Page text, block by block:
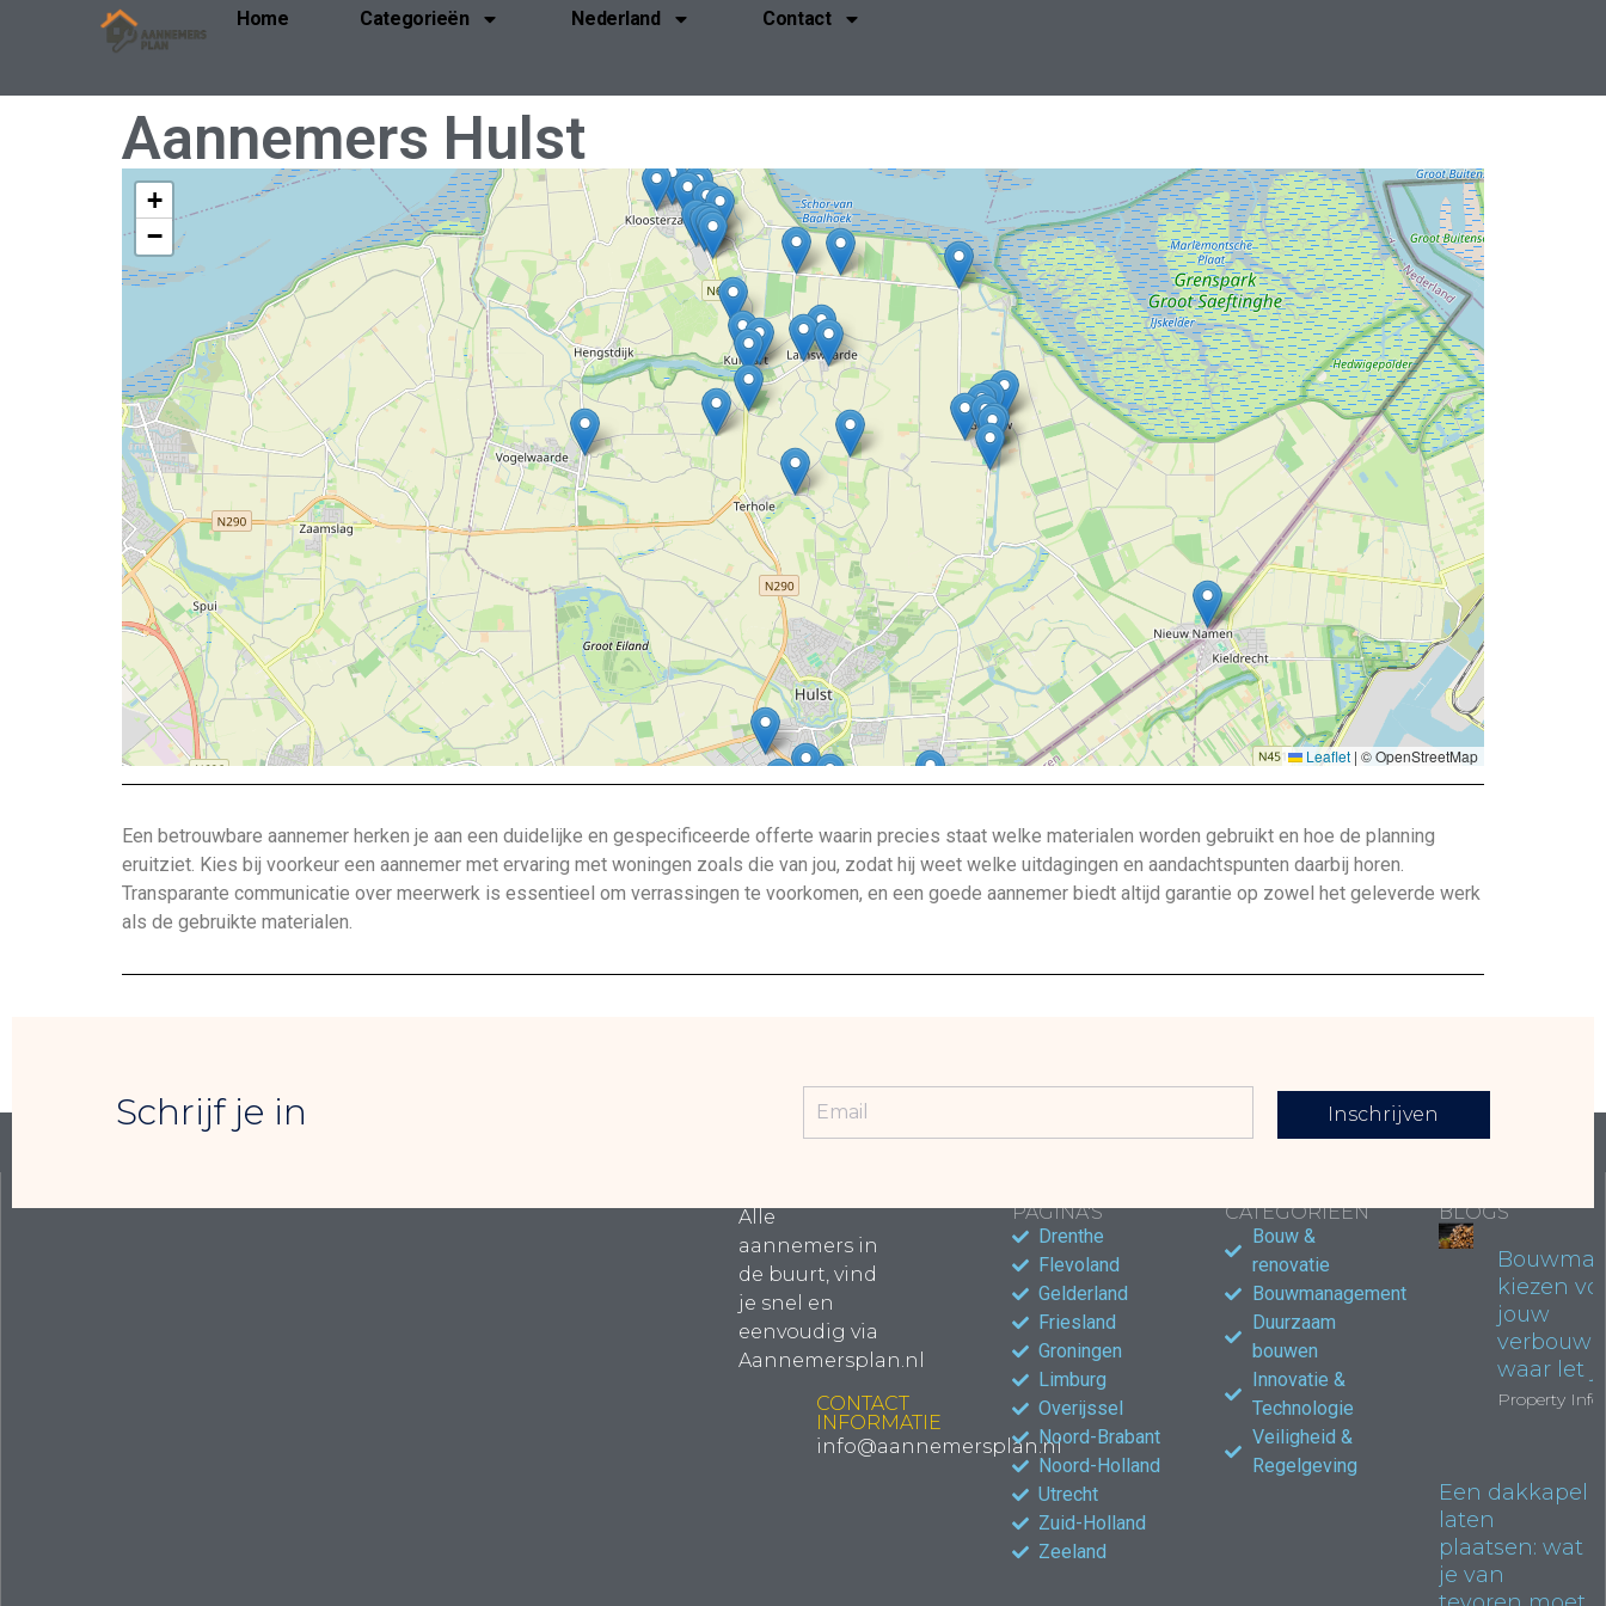
Home Categorieën Nederland Contact
Aannemers Hulst
+
−
Leaflet | © OpenStreetMap
Een betrouwbare aannemer herken je aan een duidelijke en gespecificeerde offerte waarin precies staat welke materialen worden gebruikt en hoe de planning
eruitziet. Kies bij voorkeur een aannemer met ervaring met woningen zoals die van jou, zodat hij weet welke uitdagingen en aandachtspunten daarbij horen.
Transparante communicatie over meerwerk is essentieel om verrassingen te voorkomen, en een goede aannemer biedt altijd garantie op zowel het geleverde werk
als de gebruikte materialen.
Schrijf je in Inschrijven
Alle
aannemers in
de buurt, vind
je snel en
eenvoudig via
Aannemersplan.nl
CONTACT
INFORMATIE
info@aannemersplan.nl
PAGINA'S
Drenthe
Flevoland
Gelderland
Friesland
Groningen
Limburg
Overijssel
Noord-Brabant
Noord-Holland
Utrecht
Zuid-Holland
Zeeland
CATEGORIEËN
Bouw &
renovatie
Bouwmanagement
Duurzaam
bouwen
Innovatie &
Technologie
Veiligheid &
Regelgeving
BLOGS
kiezen
jouw
waar let
Property Info
Een dakkapel
laten
plaatsen: wat
je van